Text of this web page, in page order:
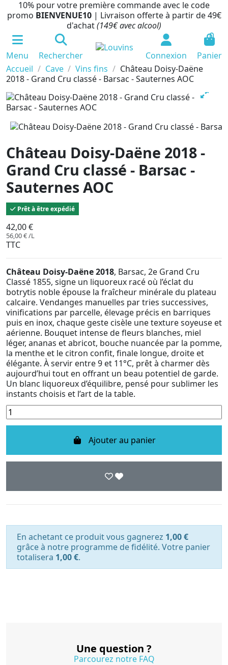
10% pour votre première commande avec le code
promo BIENVENUE10 | Livraison offerte à partir de 49€
d'achat(149€ avec alcool)
Menu Rechercher Connexion
0
Panier
Accueil
Cave Vins fins
Château Doisy-Daëne
2018 - Grand Cru classé - Barsac - Sauternes AOC
Château Doisy-Daëne 2018 -
Grand Cru classé - Barsac -
Sauternes AOC
Prêt à être expédié
42,00 €
56,00 € /L
TTC
Château Doisy-Daëne 2018, Barsac, 2e Grand Cru
Classé 1855, signe un liquoreux racé où l’éclat du
botrytis noble épouse la fraîcheur minérale du plateau
calcaire. Vendanges manuelles par tries successives,
vinifications par parcelle, élevage précis en barriques
puis en inox, chaque geste cisèle une texture soyeuse et
aérienne. Bouquet intense de fleurs blanches, miel
léger, ananas et abricot, bouche nuancée par la pomme,
la menthe et le citron confit, finale longue, droite et
élégante. À servir entre 9 et 11°C, prêt à charmer dès
aujourd’hui tout en offrant un beau potentiel de garde.
Un blanc liquoreux d’équilibre, pensé pour sublimer les
instants choisis et l’art de la table.
Ajouter au panier
En achetant ce produit vous gagnerez 1,00 €
grâce à notre programme de fidélité. Votre panier
totalisera 1,00 €.
Une question ?
Parcourez notre FAQ